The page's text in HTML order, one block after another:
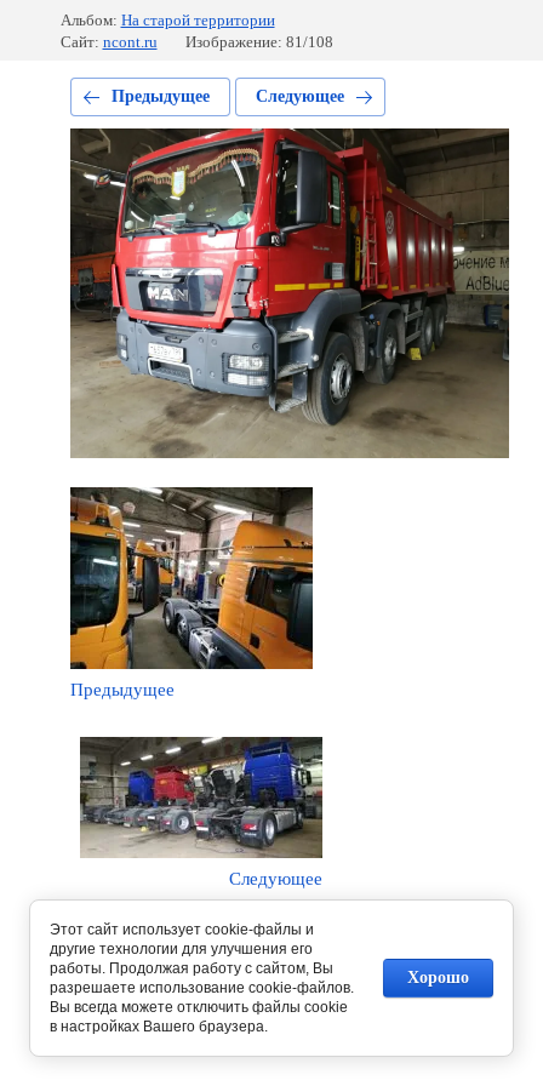
Альбом: На старой территории
Сайт: ncont.ru Изображение: 81/108
Предыдущее Следующее
Предыдущее
Следующее
Вернуться в галерею
Этот сайт использует cookie-файлы и
другие технологии для улучшения его
работы. Продолжая работу с сайтом, Вы
разрешаете использование cookie-файлов.
Вы всегда можете отключить файлы cookie
в настройках Вашего браузера.
Хорошо